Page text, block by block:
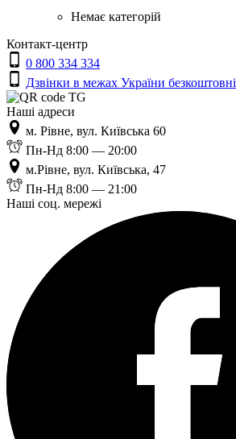
Немає категорій
Контакт-центр
0 800 334 334
Дзвінки в межах України безкоштовні
Наші адреси
м. Рівне, вул. Київська 60
Пн-Нд 8:00 — 20:00
м.Рівне, вул. Київська, 47
Пн-Нд 8:00 — 21:00
Наші соц. мережі